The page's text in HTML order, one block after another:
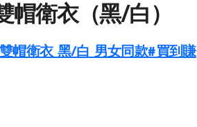
帽衛衣（黑/白）
帽衛衣 黑/白 男女同款#買到賺